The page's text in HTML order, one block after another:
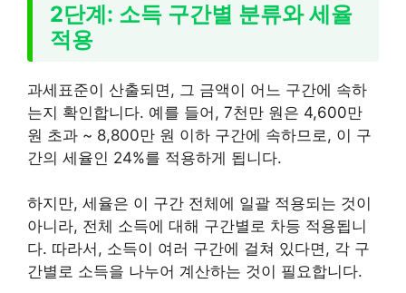
2단계: 소득 구간별 분류와 세율
적용
과세표준이 산출되면, 그 금액이 어느 구간에 속하
는지 확인합니다. 예를 들어, 7천만 원은 4,600만
원 초과 ~ 8,800만 원 이하 구간에 속하므로, 이 구
간의 세율인 24%를 적용하게 됩니다.
하지만, 세율은 이 구간 전체에 일괄 적용되는 것이
아니라, 전체 소득에 대해 구간별로 차등 적용됩니
다. 따라서, 소득이 여러 구간에 걸쳐 있다면, 각 구
간별로 소득을 나누어 계산하는 것이 필요합니다.